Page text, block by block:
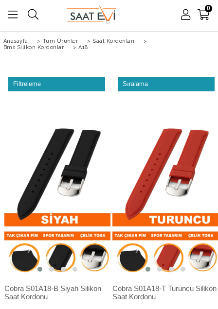
0
Anasayfa > Tüm Ürünler > Saat Kordonları
>
Bms Silikon Kordonlar
> A18
Filtreleme Sıralama
Cobra S01A18-B Siyah Silikon
Saat Kordonu
Cobra S01A18-T Turuncu Silikon
Saat Kordonu